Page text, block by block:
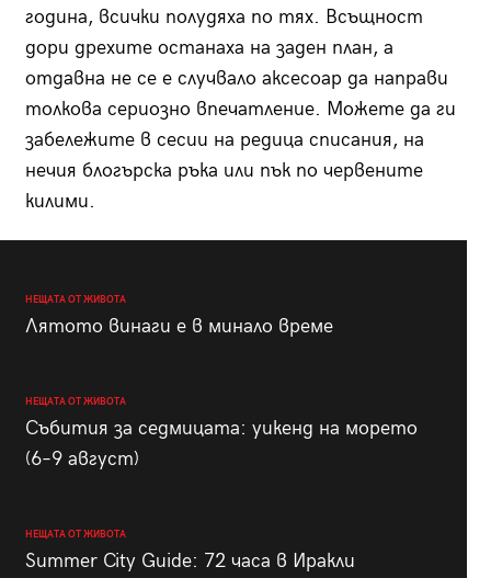
година, всички полудяха по тях. Всъщност
дори дрехите останаха на заден план, а
отдавна не се е случвало аксесоар да направи
толкова сериозно впечатление. Можете да ги
забележите в сесии на редица списания, на
нечия блогърска ръка или пък по червените
килими.
НЕЩАТА ОТ ЖИВОТА
Лятото винаги е в минало време
НЕЩАТА ОТ ЖИВОТА
Събития за седмицата: уикенд на морето
(6–9 август)
НЕЩАТА ОТ ЖИВОТА
Summer City Guide: 72 часа в Иракли